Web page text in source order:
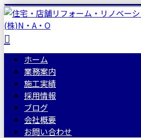
ホーム
業務案内
施工実績
採用情報
ブログ
会社概要
お問い合わせ